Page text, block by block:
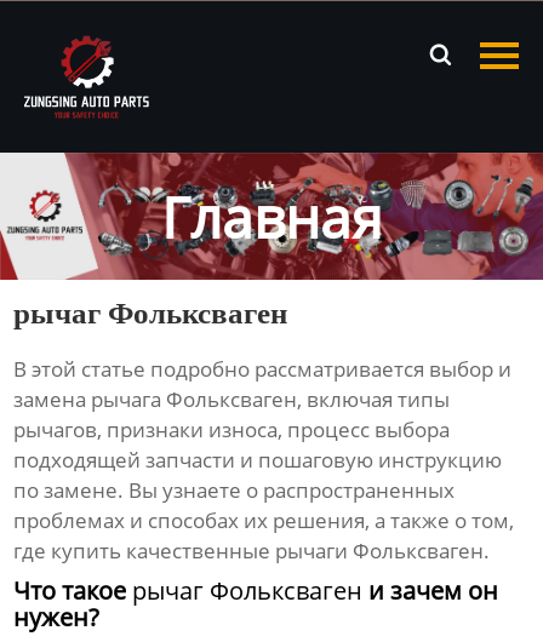

Продукция
Новости
О нас
Контакты
Главная
рычаг Фольксваген
В этой статье подробно рассматривается выбор и
замена рычага Фольксваген, включая типы
рычагов, признаки износа, процесс выбора
подходящей запчасти и пошаговую инструкцию
по замене. Вы узнаете о распространенных
проблемах и способах их решения, а также о том,
где купить качественные рычаги Фольксваген.
Что такое рычаг Фольксваген и зачем он
нужен?